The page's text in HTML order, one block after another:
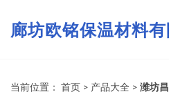
廊坊欧铭保温材料
当前位置： 首页 > 产品大全 > 潍坊